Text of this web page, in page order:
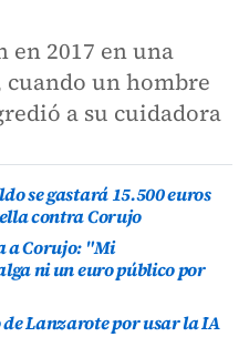
en 2017 en una
cuando un hombre
a su cuidadora
se gastará 15.500 euros
contra Corujo
a Corujo: "Mi
ni un euro público por
de Lanzarote por usar la IA